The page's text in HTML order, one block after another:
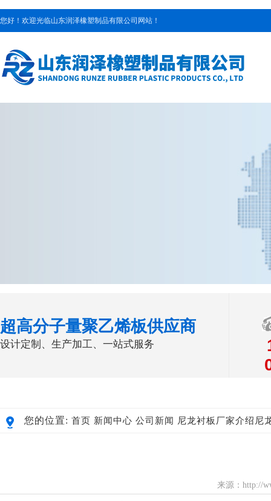
您好！欢迎光临山东润泽橡塑制品有限公司网站！
超高分子量聚乙烯板供应商
设计定制、生产加工、一站式服务
您的位置: 首页 新闻中心 公司新闻 尼龙衬板厂家介绍尼
来源：http://